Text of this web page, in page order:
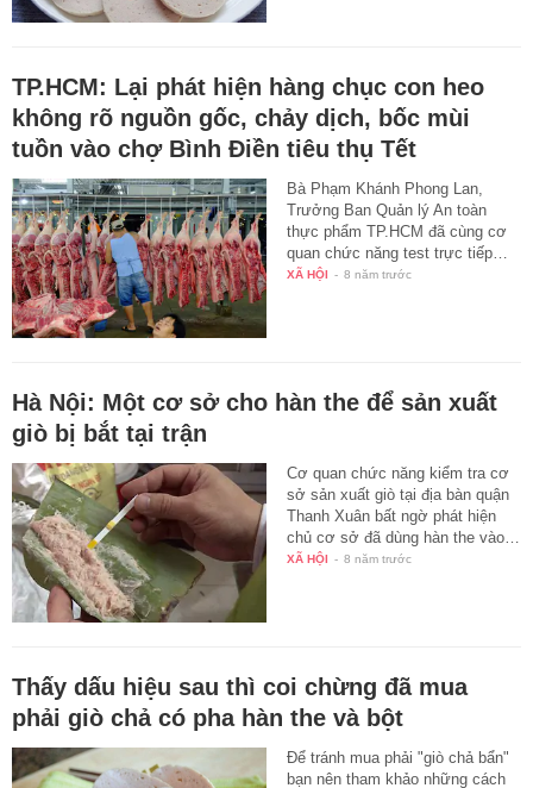
TP.HCM: Lại phát hiện hàng chục con heo
không rõ nguồn gốc, chảy dịch, bốc mùi
tuồn vào chợ Bình Điền tiêu thụ Tết
Bà Phạm Khánh Phong Lan,
Trưởng Ban Quản lý An toàn
thực phẩm TP.HCM đã cùng cơ
quan chức năng test trực tiếp…
XÃ HỘI - 8 năm trước
Hà Nội: Một cơ sở cho hàn the để sản xuất
giò bị bắt tại trận
Cơ quan chức năng kiểm tra cơ
sở sản xuất giò tại địa bàn quận
Thanh Xuân bất ngờ phát hiện
chủ cơ sở đã dùng hàn the vào…
XÃ HỘI - 8 năm trước
Thấy dấu hiệu sau thì coi chừng đã mua
phải giò chả có pha hàn the và bột
Để tránh mua phải "giò chả bẩn"
bạn nên tham khảo những cách